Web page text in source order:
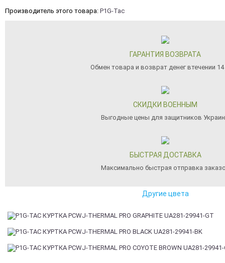
Производитель этого товара: P1G-Tac
ГАРАНТИЯ ВОЗВРАТА
Обмен товара и возврат денег втечении
СКИДКИ ВОЕННЫМ
Выгодные цены для защитников
БЫСТРАЯ ДОСТАВКА
Максимально быстрая отправка
Другие цвета